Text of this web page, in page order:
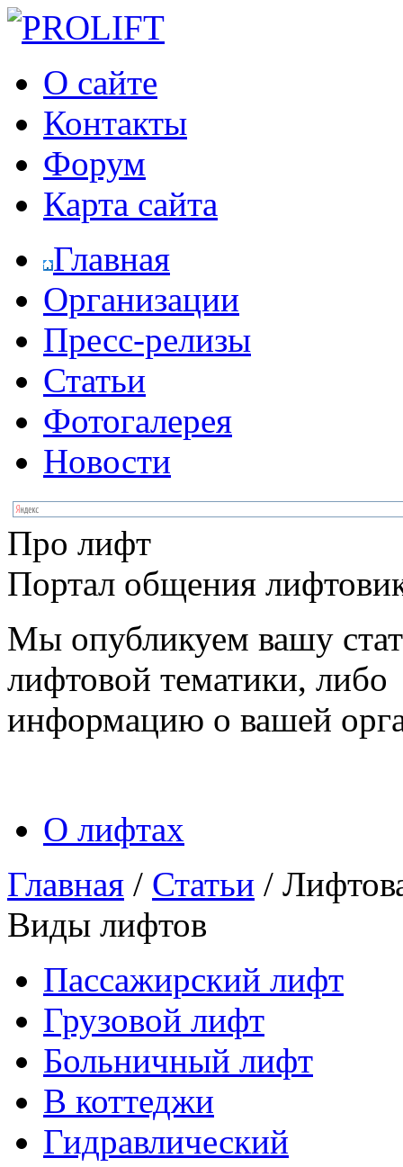
О сайте
Контакты
Форум
Карта сайта
Главная
Организации
Пресс-релизы
Статьи
Фотогалерея
Новости
Про лифт
Портал общения
Мы опубликуем вашу
лифтовой тематики, либо
информацию о вашей
О лифтах
Главная / Статьи /
Виды лифтов
Пассажирский лифт
Грузовой лифт
Больничный лифт
В коттеджи
Гидравлический